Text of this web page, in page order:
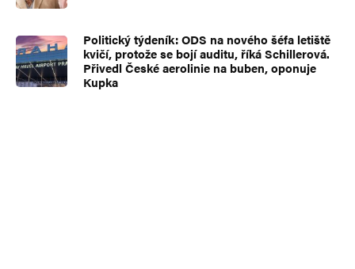
Politický týdeník: ODS na nového šéfa letiště
kvičí, protože se bojí auditu, říká Schillerová.
Přivedl České aerolinie na buben, oponuje
Kupka